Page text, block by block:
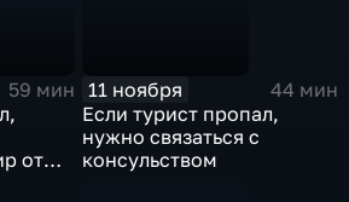
59 мин
от
11 ноября
44 мин
Если турист пропал,
нужно связаться с
консульством